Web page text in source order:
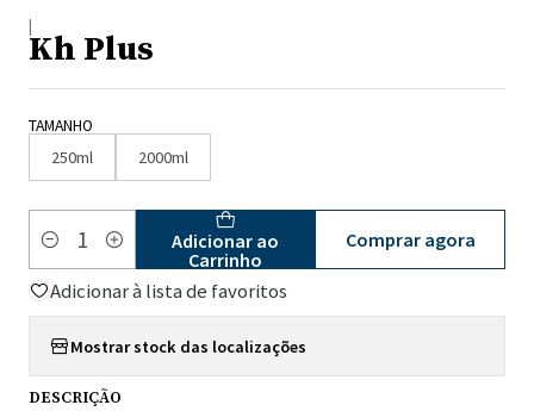
|
Kh Plus
TAMANHO
250ml 2000ml
Quantidade
Adicionar ao
Carrinho
Comprar agora
Adicionar à lista de favoritos
Mostrar stock das localizações
DESCRIÇÃO